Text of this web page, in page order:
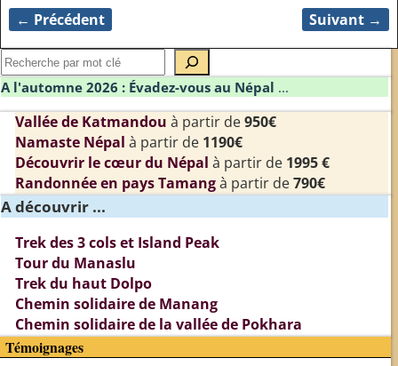
Navigation des images
← Précédent Suivant →
A l'automne 2026 : Évadez-vous au Népal ...
Vallée de Katmandou à partir de950€
Namaste Népal à partir de 1190€
Découvrir le cœur du Népal à partir de 1995 €
Randonnée en pays Tamangà partir de790€
A découvrir ...
Trek des 3 cols et Island Peak
Tour du Manaslu
Trek du haut Dolpo
Chemin solidaire de Manang
Chemin solidaire de la vallée de Pokhara
Témoignages